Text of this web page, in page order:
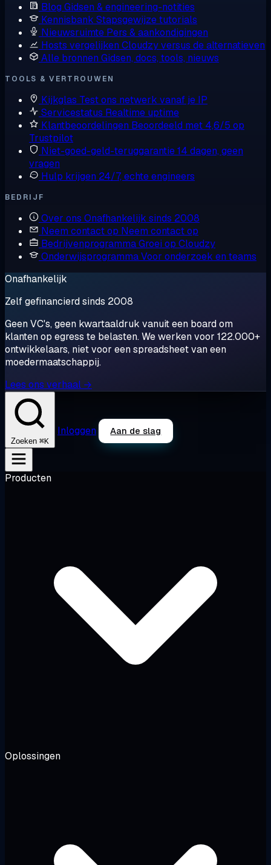
Blog Gidsen & engineering-notities
Kennisbank Stapsgewijze tutorials
Nieuwsruimte Pers & aankondigingen
Hosts vergelijken Cloudzy versus de alternatieven
Alle bronnen Gidsen, docs, tools, nieuws
TOOLS & VERTROUWEN
Kijkglas Test ons netwerk vanaf je IP
Servicestatus Realtime uptime
Klantbeoordelingen Beoordeeld met 4,6/5 op
Trustpilot
Niet-goed-geld-teruggarantie14 dagen, geen
vragen
Hulp krijgen 24/7, echte engineers
BEDRIJF
Over ons Onafhankelijk sinds 2008
Neem contact op Neem contact op
BedrijvenprogrammaGroei op Cloudzy
OnderwijsprogrammaVoor onderzoek en teams
Onafhankelijk
Zelf gefinancierd sinds 2008
Geen VC's, geen kwartaaldruk vanuit een board om
klanten op egress te belasten. We werken voor 122.000+
ontwikkelaars, niet voor een spreadsheet van een
moedermaatschappij.
Lees ons verhaal →
Zoeken ⌘K
Inloggen Aan de slag
Producten
Oplossingen